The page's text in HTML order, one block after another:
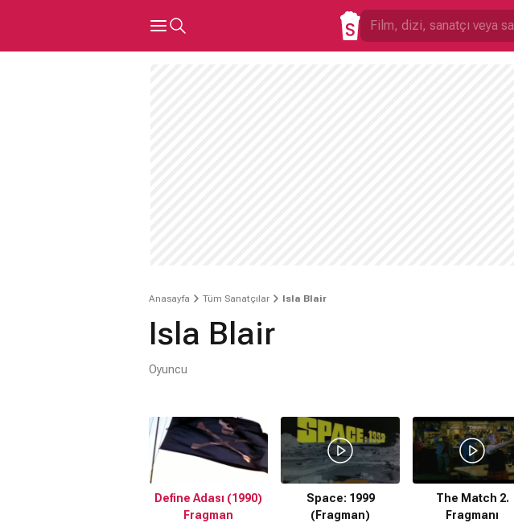
Anasayfa Tüm Sanatçılar Isla Blair
Isla Blair
Oyuncu
Define Adası (1990)
Fragman
Space: 1999
(Fragman)
The Match 2.
Fragmanı